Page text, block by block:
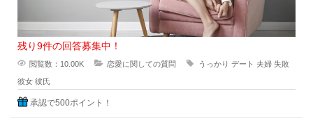
残り9件の回答募集中！
閲覧数：10.00K 恋愛に関しての質問 うっかり デート 夫婦 失敗
彼女 彼氏
承認で500ポイント！